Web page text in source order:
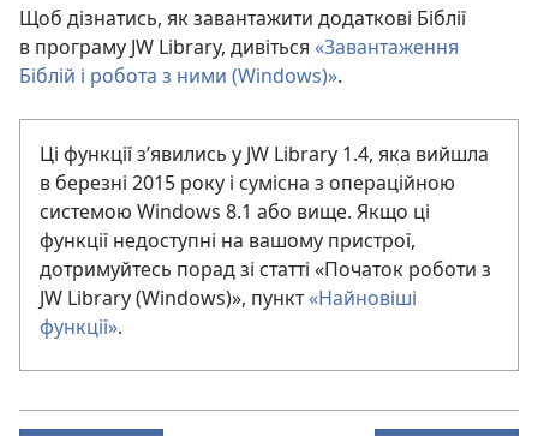
Щоб дізнатись, як завантажити додаткові Біблії
в програму JW Library, дивіться «Завантаження
Біблій і робота з ними (Windows)».
Ці функції з’явились у JW Library 1.4, яка вийшла
в березні 2015 року і сумісна з операційною
системою Windows 8.1 або вище. Якщо ці
функції недоступні на вашому пристрої,
дотримуйтесь порад зі статті «Початок роботи з
JW Library (Windows)», пункт«Найновіші
функції».